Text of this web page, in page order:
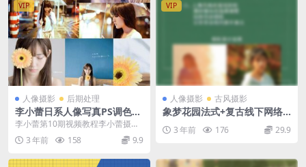
VIP
人像摄影 后期处理
李小蕾日系人像写真PS调色精
修教程合集
李小蕾第10期视频教程李小蕾摄影
教程 李小蕾摄影作品大全 李小蕾网
课预设
3 年前 158 9.9
VIP
人像摄影 古风摄影
象梦花园法式+复古线下网络
3 年前 176 29.9